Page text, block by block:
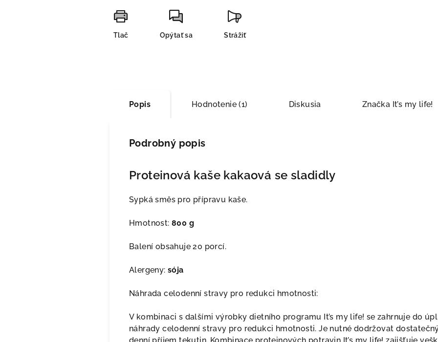
Tlač Opýtať sa Strážiť
Popis Hodnotenie (1) Diskusia Značka It’s my life!
Podrobný popis
Proteinová kaše kakaová se sladidly
Sypká směs pro přípravu kaše.
Hmotnost: 800 g
Balení obsahuje 20 porcí.
Alergeny: sója
Náhrada celodenní stravy pro redukci hmotnosti:
V kombinaci s dalšími výrobky dietního programu It’s my life! se zahrnuje do
náhrady celodenní stravy pro redukci hmotnosti. Je nutné dodržovat